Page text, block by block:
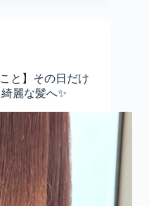
と】その日だけ
麗な髪へ✨